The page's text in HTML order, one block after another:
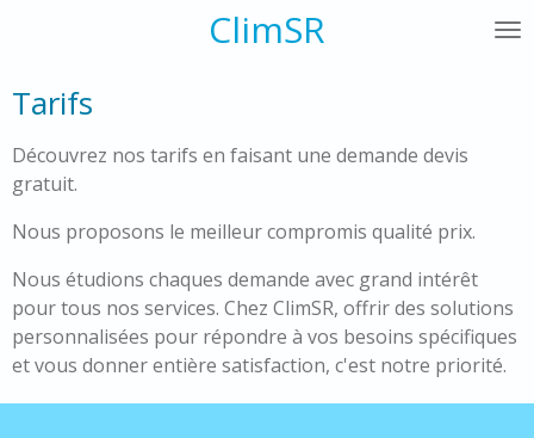
principal
ClimSR
Tarifs
Découvrez nos tarifs en faisant une demande devis
gratuit.
Nous proposons le meilleur compromis qualité prix.
Nous étudions chaques demande avec grand intérêt
pour tous nos services. Chez ClimSR, offrir des solutions
personnalisées pour répondre à vos besoins spécifiques
et vous donner entière satisfaction, c'est notre priorité.